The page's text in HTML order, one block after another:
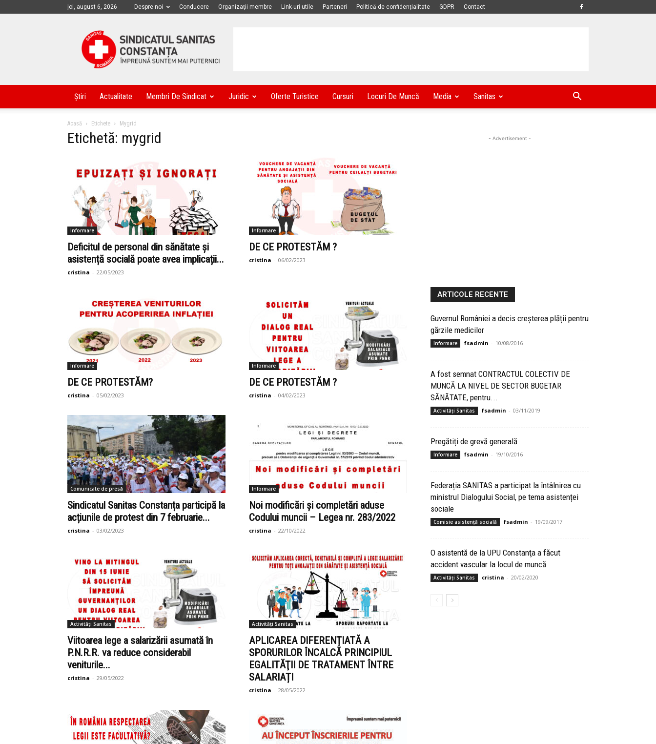
joi, august 6, 2026 Despre noi Conducere Organizații membre Link-uri utile Parteneri Politică de confidențialitate GDPR Contact
Constanța
Știri Actualitate Membri De Sindicat Juridic Oferte Turistice Cursuri Locuri De Muncă Media Sanitas
Acasă Etichete Mygrid
Etichetă: mygrid
Informare
Deficitul de personal din sănătate și
asistență socială poate avea implicații...
cristina - 22/05/2023
Informare
DE CE PROTESTĂM ?
cristina - 06/02/2023
Informare
DE CE PROTESTĂM?
cristina - 05/02/2023
Informare
DE CE PROTESTĂM ?
cristina - 04/02/2023
Comunicate de presă
Sindicatul Sanitas Constanța participă la
acțiunile de protest din 7 februarie...
cristina - 03/02/2023
Informare
Noi modificări și completări aduse
Codului muncii – Legea nr. 283/2022
cristina - 22/10/2022
Activități Sanitas
Viitoarea lege a salarizării asumată în
P.N.R.R. va reduce considerabil
veniturile...
cristina - 29/05/2022
Activități Sanitas
APLICAREA DIFERENȚIATĂ A
SPORURILOR ÎNCALCĂ PRINCIPIUL
EGALITĂŢII DE TRATAMENT ÎNTRE
SALARIAȚI
cristina - 28/05/2022
- Advertisement -
ARTICOLE RECENTE
Guvernul României a decis creșterea plății pentru
gărzile medicilor
Informare fsadmin - 10/08/2016
A fost semnat CONTRACTUL COLECTIV DE
MUNCĂ LA NIVEL DE SECTOR BUGETAR
SĂNĂTATE, pentru...
Activități Sanitas fsadmin - 03/11/2019
Pregătiți de grevă generală
Informare fsadmin - 19/10/2016
Federația SANITAS a participat la întâlnirea cu
ministrul Dialogului Social, pe tema asistenței
sociale
Comisie asistență socială fsadmin - 19/09/2017
O asistentă de la UPU Constanţa a făcut
accident vascular la locul de muncă
Activități Sanitas cristina - 20/02/2020